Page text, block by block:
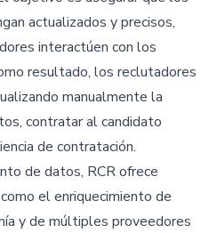
actualizados y precisos,
interactúen con los
resultado, los reclutadores
manualmente la
contratar al candidato
de contratación.
de datos, RCR ofrece
el enriquecimiento de
y de múltiples proveedores